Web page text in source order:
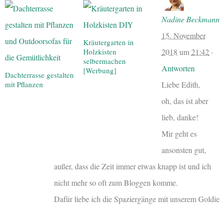
Dachterrasse gestalten
mit Pflanzen
Kräutergarten in
Holzkisten
selbermachen
[Werbung]
Nadine Beckmann
15. November
2018 um21:42 ·
Antworten
Liebe Edith,
oh, das ist aber
lieb, danke!
Mir geht es
ansonsten gut,
außer, dass die Zeit immer etwas knapp ist und ich
nicht mehr so oft zum Bloggen komme.
Dafür liebe ich die Spaziergänge mit unserem Goldie